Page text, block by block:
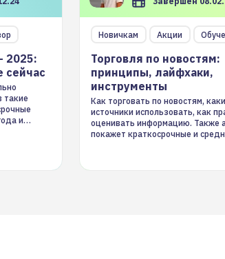
2025:
сейчас
такие
и
Новичкам Акции
Торговля по новостям:
принципы, лайфхаки,
инструменты
Как торговать по новостям,
источники использовать, как
оценивать информацию. Также
покажет краткосрочные и